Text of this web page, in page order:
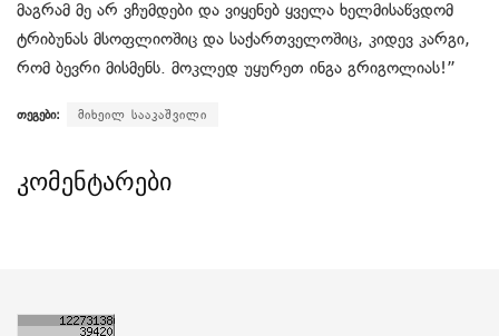
მაგრამ მე არ ვჩუმდები და ვიყენებ ყველა ხელმისაწვდომ
ტრიბუნას მსოფლიოშიც და საქართველოშიც, კიდევ კარგი,
რომ ბევრი მისმენს. მოკლედ უყურეთ ინგა გრიგოლიას!”
თეგები: მიხეილ სააკაშვილი
კომენტარები